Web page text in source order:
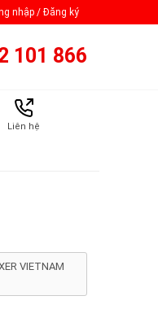
nhập / Đăng ký
101 866
Liên hệ
VIETNAM